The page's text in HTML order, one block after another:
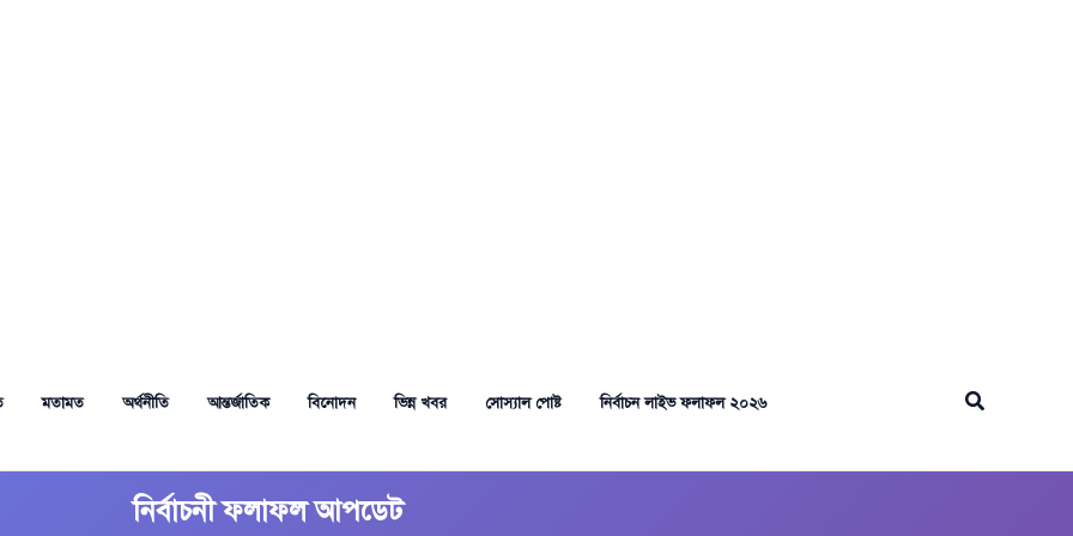
মতামত অর্থনীতি আন্তর্জাতিক বিনোদন ভিন্ন খবর সোস্যাল পোষ্ট নির্বাচন লাইভ ফলাফল ২০২৬ Search
নির্বাচনী ফলাফল আপডেট